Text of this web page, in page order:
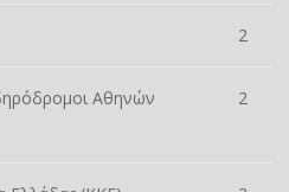
2
Αθηνών
2